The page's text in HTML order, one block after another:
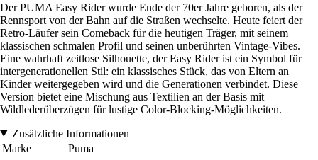
Der PUMA Easy Rider wurde Ende der 70er Jahre geboren, als der
Rennsport von der Bahn auf die Straßen wechselte. Heute feiert der
Retro-Läufer sein Comeback für die heutigen Träger, mit seinem
klassischen schmalen Profil und seinen unberührten Vintage-Vibes.
Eine wahrhaft zeitlose Silhouette, der Easy Rider ist ein Symbol für
intergenerationellen Stil: ein klassisches Stück, das von Eltern an
Kinder weitergegeben wird und die Generationen verbindet. Diese
Version bietet eine Mischung aus Textilien an der Basis mit
Wildlederüberzügen für lustige Color-Blocking-Möglichkeiten.
Zusätzliche Informationen
Marke
Puma